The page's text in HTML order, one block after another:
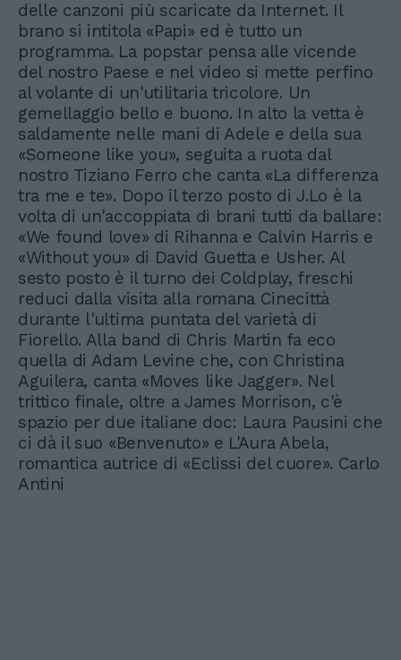
delle canzoni più scaricate da Internet. Il
brano si intitola «Papi» ed è tutto un
programma. La popstar pensa alle vicende
del nostro Paese e nel video si mette perfino
al volante di un'utilitaria tricolore. Un
gemellaggio bello e buono. In alto la vetta è
saldamente nelle mani di Adele e della sua
«Someone like you», seguita a ruota dal
nostro Tiziano Ferro che canta «La differenza
tra me e te». Dopo il terzo posto di J.Lo è la
volta di un'accoppiata di brani tutti da ballare:
«We found love» di Rihanna e Calvin Harris e
«Without you» di David Guetta e Usher. Al
sesto posto è il turno dei Coldplay, freschi
reduci dalla visita alla romana Cinecittà
durante l'ultima puntata del varietà di
Fiorello. Alla band di Chris Martin fa eco
quella di Adam Levine che, con Christina
Aguilera, canta «Moves like Jagger». Nel
trittico finale, oltre a James Morrison, c'è
spazio per due italiane doc: Laura Pausini che
ci dà il suo «Benvenuto» e L'Aura Abela,
romantica autrice di «Eclissi del cuore». Carlo
Antini